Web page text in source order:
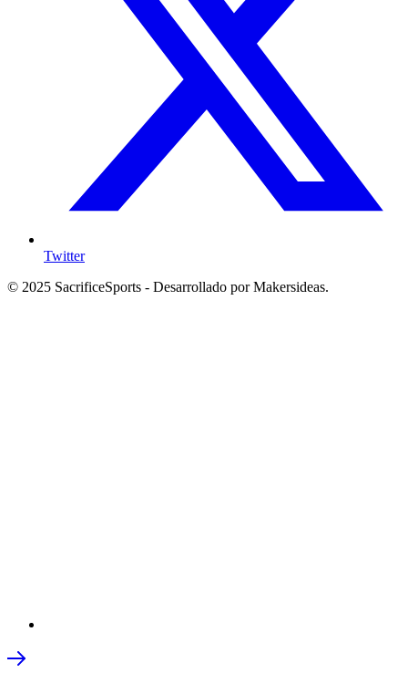
Twitter
© 2025 SacrificeSports - Desarrollado por Makersideas.